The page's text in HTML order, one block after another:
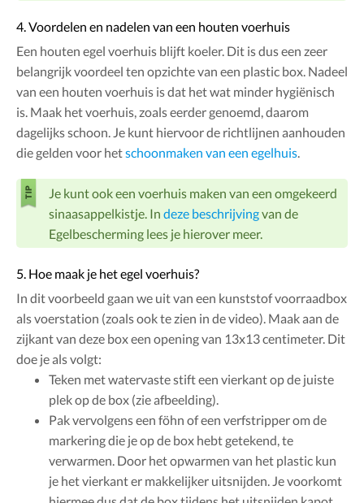
4. Voordelen en nadelen van een houten voerhuis
Een houten egel voerhuis blijft koeler. Dit is dus een zeer
belangrijk voordeel ten opzichte van een plastic box. Nadeel
van een houten voerhuis is dat het wat minder hygiënisch
is. Maak het voerhuis, zoals eerder genoemd, daarom
dagelijks schoon. Je kunt hiervoor de richtlijnen aanhouden
die gelden voor hetschoonmaken van een egelhuis
Je kunt ook een voerhuis maken van een omgekeerd
sinaasappelkistje. In deze beschrijvingvan de
Egelbescherming lees je hierover meer.
5. Hoe maak je het egel voerhuis?
In dit voorbeeld gaan we uit van een kunststof voorraadbox
als voerstation (zoals ook te zien in de video). Maak aan de
zijkant van deze box een opening van 13x13 centimeter. Dit
doe je als volgt:
Teken met watervaste stift een vierkant op de juiste
plek op de box (zie afbeelding).
Pak vervolgens een föhn of een verfstripper om de
markering die je op de box hebt getekend, te
verwarmen. Door het opwarmen van het plastic kun
je het vierkant er makkelijker uitsnijden. Je voorkomt